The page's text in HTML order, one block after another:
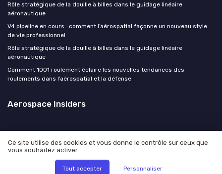
Rôle stratégique de la douille à billes dans le guidage linéaire
aéronautique
V4 pipeline en cours : comment l’aérospatial façonne un nouveau style
de vie professionnel
Rôle stratégique de la douille à billes dans le guidage linéaire
aéronautique
Comment 1001 roulement éclaire les nouvelles tendances des
roulements dans l’aérospatial et la défense
Aerospace Insiders
Mentions légales
© Aerospace Insiders 2026
Ce site utilise des cookies et vous donne le contrôle sur ceux que
vous souhaitez activer
Tout accepter Personnaliser